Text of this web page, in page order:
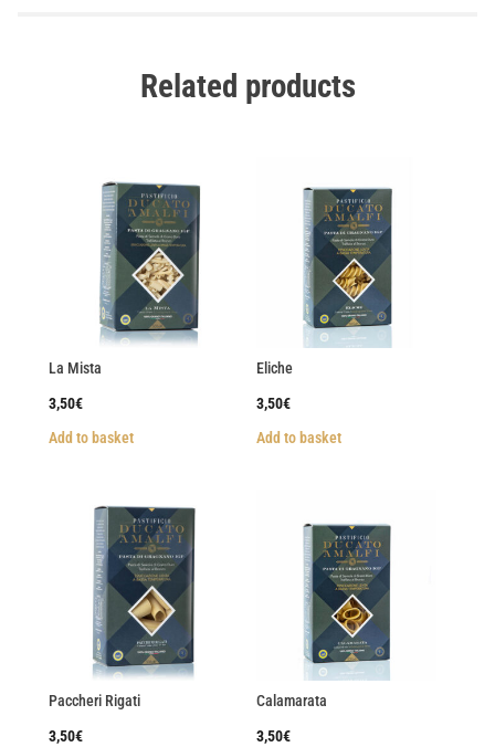
Related products
La Mista
3,50€
Add to basket
Eliche
3,50€
Add to basket
Paccheri Rigati
3,50€
Calamarata
3,50€